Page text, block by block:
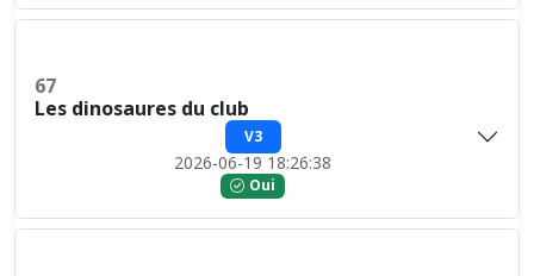
67
Les dinosaures du club
V3
2026-06-19 18:26:38
Oui